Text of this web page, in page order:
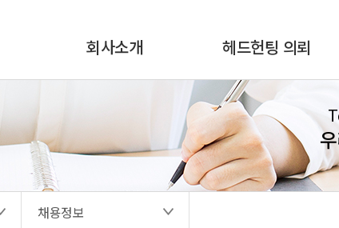
회사소개 헤드헌팅 의뢰
채용정보